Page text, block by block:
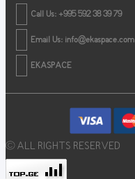
Call Us: +995 592 38 39 79
Email Us: info@ekaspace.com
EKASPACE
© ALL RIGHTS RESERVED